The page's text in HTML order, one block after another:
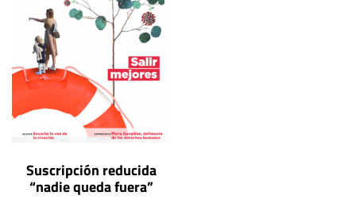
Suscripción reducida
“nadie queda fuera”